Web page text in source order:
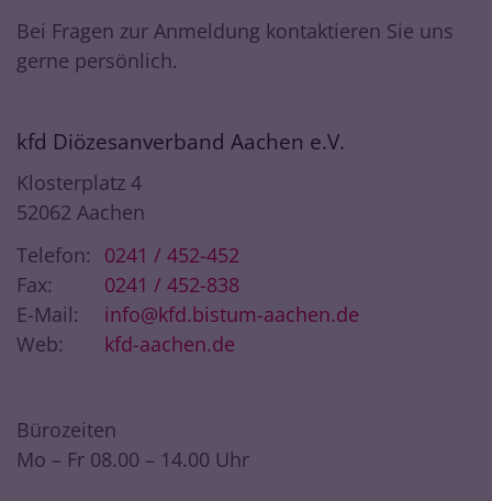
Bei Fragen zur Anmeldung kontaktieren Sie uns
gerne persönlich.
kfd Diözesanverband Aachen e.V.
Klosterplatz 4
52062 Aachen
Telefon:
0241 / 452-452
Fax:
0241 / 452-838
E-Mail:
info@kfd.bistum-aachen.de
Web:
kfd-aachen.de
Bürozeiten
Mo – Fr 08.00 – 14.00 Uhr